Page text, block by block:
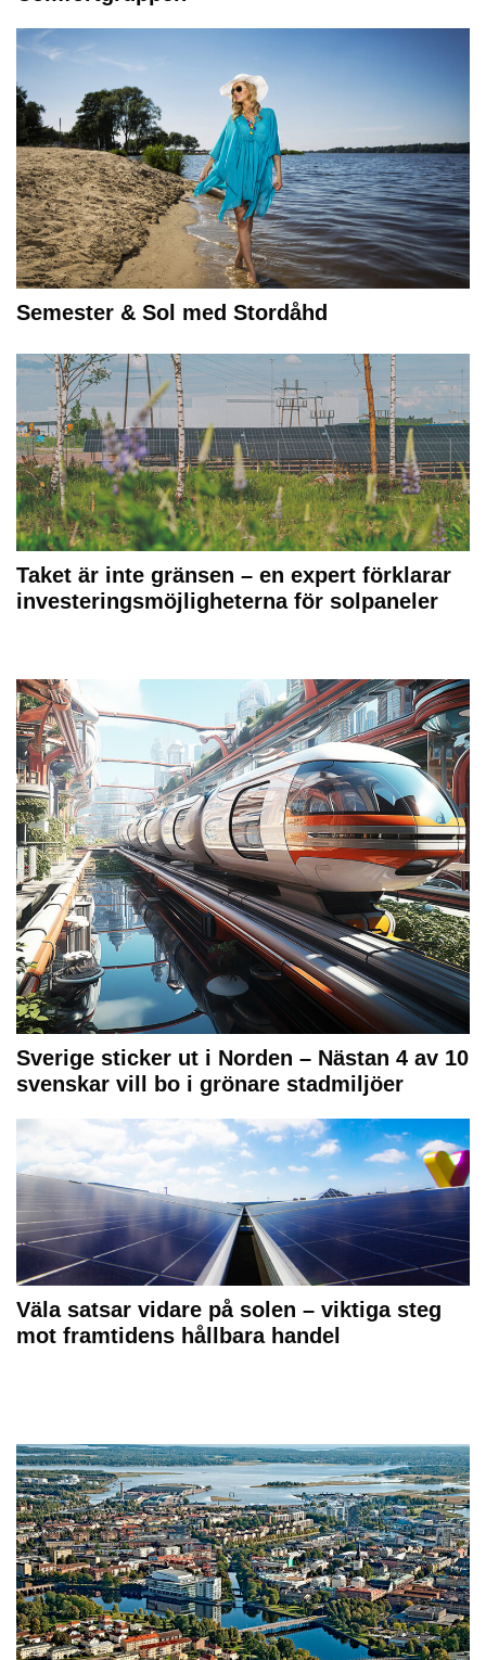
Semester & Sol med Stordåhd
Taket är inte gränsen – en expert förklarar
investeringsmöjligheterna för solpaneler
Sverige sticker ut i Norden – Nästan 4 av 10
svenskar vill bo i grönare stadmiljöer
Väla satsar vidare på solen – viktiga steg
mot framtidens hållbara handel